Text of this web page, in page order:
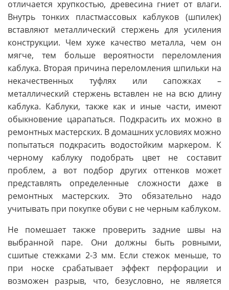
отличается хрупкостью, древесина гниет от влаги.
Внутрь тонких пластмассовых каблуков (шпилек)
вставляют металлический стержень для усиления
конструкции. Чем хуже качество металла, чем он
мягче, тем больше вероятности переломления
каблука. Вторая причина переломления шпильки на
некачественных туфлях или сапожках –
металлический стержень вставлен не на всю длину
каблука. Каблуки, также как и иные части, имеют
обыкновение царапаться. Подкрасить их можно в
ремонтных мастерских. В домашних условиях можно
попытаться подкрасить водостойким маркером. К
черному каблуку подобрать цвет не составит
проблем, а вот подбор других оттенков может
представлять определенные сложности даже в
ремонтных мастерских. Это обязательно надо
учитывать при покупке обуви с не черным каблуком.
Не помешает также проверить задние швы на
выбранной паре. Они должны быть ровными,
сшитые стежками 2-3 мм. Если стежок меньше, то
при носке срабатывает эффект перфорации и
возможен разрыв, что, безусловно, не является